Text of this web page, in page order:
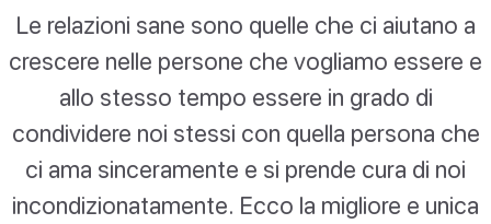
Le relazioni sane sono quelle che ci aiutano a
crescere nelle persone che vogliamo essere e
allo stesso tempo essere in grado di
condividere noi stessi con quella persona che
ci ama sinceramente e si prende cura di noi
incondizionatamente. Ecco la migliore e unica